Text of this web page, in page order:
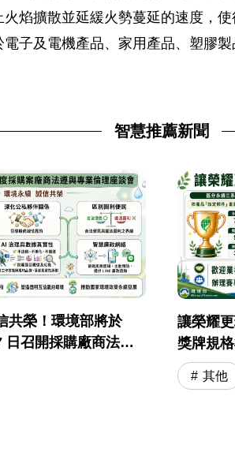
焰擴散並延緩火勢蔓延的速度，
子及電機產品、家用產品、塑膠
智慧推薦新聞
共榮！環境部將於
日召開採購廠商法遵
會
讓榮耀
獎牌規
其他